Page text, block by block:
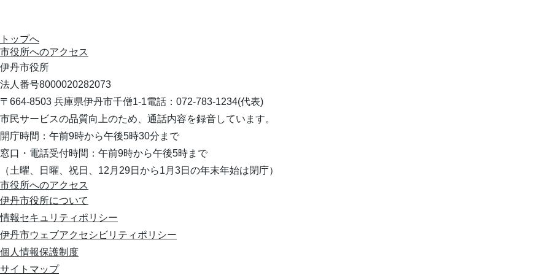
トップへ
市役所へのアクセス
伊丹市役所
法人番号8000020282073
〒664-8503 兵庫県伊丹市千僧1-1電話：072-783-1234(代表)
市民サービスの品質向上のため、通話内容を録音しています。
開庁時間：午前9時から午後5時30分まで
窓口・電話受付時間：午前9時から午後5時まで
（土曜、日曜、祝日、12月29日から1月3日の年末年始は閉庁）
市役所へのアクセス
伊丹市役所について
情報セキュリティポリシー
伊丹市ウェブアクセシビリティポリシー
個人情報保護制度
サイトマップ